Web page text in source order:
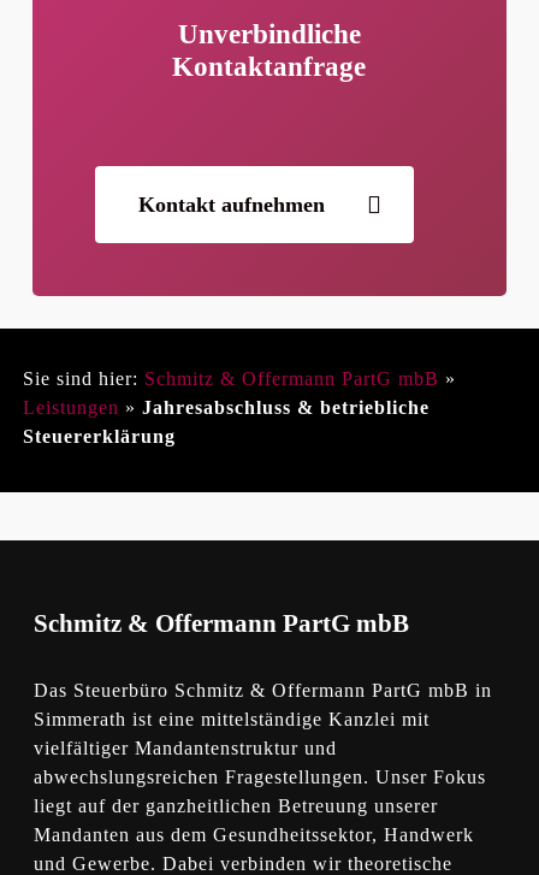
Unverbindliche
Kontaktanfrage
Kontakt aufnehmen
Sie sind hier: Schmitz & Offermann PartG mbB »
Leistungen » Jahresabschluss & betriebliche
Steuererklärung
Schmitz & Offermann PartG mbB
Das Steuerbüro Schmitz & Offermann PartG mbB in
Simmerath ist eine mittelständige Kanzlei mit
vielfältiger Mandantenstruktur und
abwechslungsreichen Fragestellungen. Unser Fokus
liegt auf der ganzheitlichen Betreuung unserer
Mandanten aus dem Gesundheitssektor, Handwerk
und Gewerbe. Dabei verbinden wir theoretische